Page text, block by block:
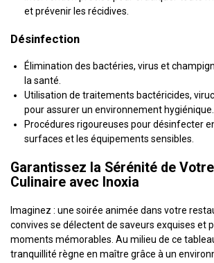
et prévenir les récidives.
Désinfection
Élimination des bactéries, virus et
la santé.
Utilisation de traitements bactéricides,
pour assurer un environnement hygiénique.
Procédures rigoureuses pour désinfecter
surfaces et les équipements sensibles.
Garantissez la Sérénité de
Culinaire avec Inoxia
Imaginez : une soirée animée dans votre
convives se délectent de saveurs exquises et
moments mémorables. Au milieu de ce
tranquillité règne en maître grâce à un